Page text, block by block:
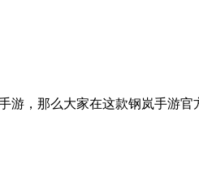
，那么大家在这款钢岚手游